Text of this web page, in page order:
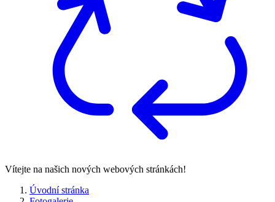
Vítejte na našich nových webových stránkách!
Úvodní stránka